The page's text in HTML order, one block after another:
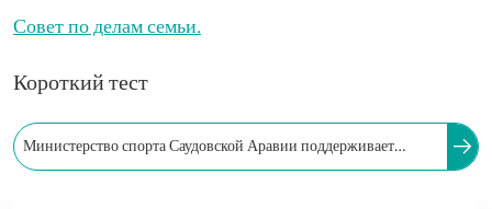
Совет по делам семьи.
Короткий тест
Министерство спорта Саудовской Аравии поддерживает